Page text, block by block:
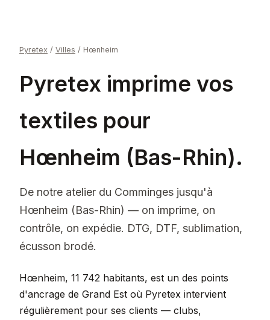
Pyretex / Villes / Hœnheim
Pyretex imprime vos
textiles pour
Hœnheim (Bas-Rhin).
De notre atelier du Comminges jusqu'à
Hœnheim (Bas-Rhin) — on imprime, on
contrôle, on expédie. DTG, DTF, sublimation,
écusson brodé.
Hœnheim, 11 742 habitants, est un des points
d'ancrage de Grand Est où Pyretex intervient
régulièrement pour ses clients — clubs,